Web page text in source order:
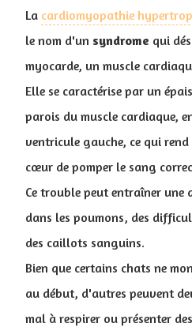
La cardiomyopathie
le nom d'un syndrome qui
myocarde, un muscle
Elle se caractérise par un
parois du muscle cardiaque,
ventricule gauche, ce qui
cœur de pomper le sang
Ce trouble peut entraîner une
dans les poumons, des
des caillots sanguins.
Bien que certains chats ne
au début, d'autres peuvent
mal à respirer ou présenter